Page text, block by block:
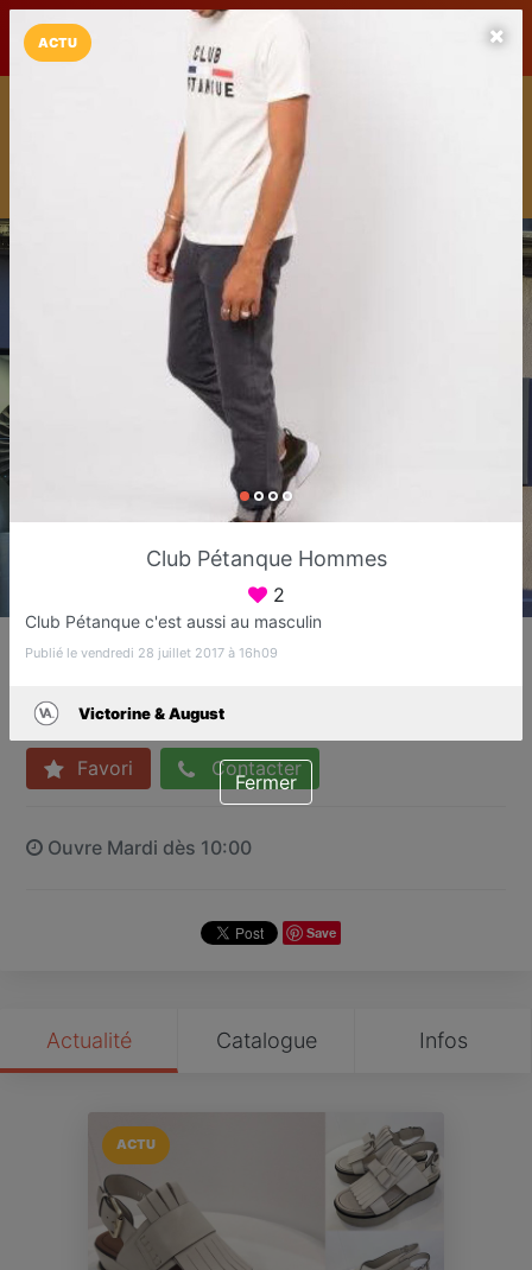
LaCarte Play Store
Installez l'App LaCarte
Téléchargez gratuitement l'app LaCarte pour suivre vos
commerces favoris et ne rien rater !
Télécharger Plus tard
Victorine & August
Favori Contacter
Ouvre Mardi dès 10:00
Save
Actualité Catalogue Infos
ACTU
ACTU
Club Pétanque Hommes
2
Club Pétanque c'est aussi au masculin
Publié le vendredi 28 juillet 2017 à 16h09
Victorine & August
Fermer